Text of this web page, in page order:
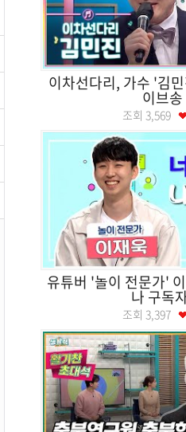
이차선다리, 가수 '김
이브송
조회 3,569
유튜버 '놀이 전문가'
나 구독
조회 3,397